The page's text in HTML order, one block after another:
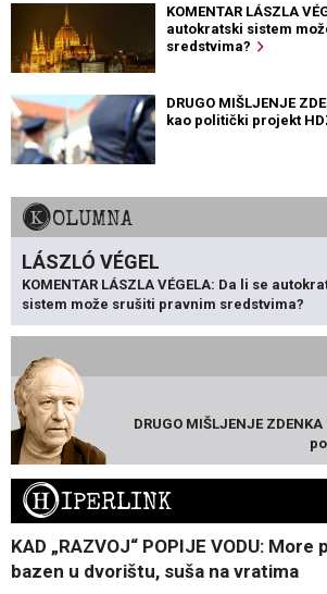
KOMENTAR LÁSZLA
autokratski sistem
sredstvima?
DRUGO MIŠLJENJE
kao politički projekt
KOLUMNA
LÁSZLÓ VÉGEL
KOMENTAR LÁSZLA VÉGELA: Da li se
sistem može srušiti pravnim sredstvima?
DRUGO MIŠLJENJE
HIPERLINK
KAD „RAZVOJ“ POPIJE VODU: More
bazen u dvorištu, suša na vratima